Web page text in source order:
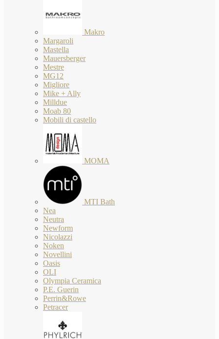
Makro
Margaroli
Mastella
Mauersberger
Mestre
MG12
Migliore
Mike + Ally
Milldue
Moab 80
Mobili di castello
MOMA
MTI Bath
Nea
Neutra
Newform
Nicolazzi
Noken
Novellini
Oasis
OLI
Olympia Ceramica
P.E. Guerin
Perrin&Rowe
Petracer